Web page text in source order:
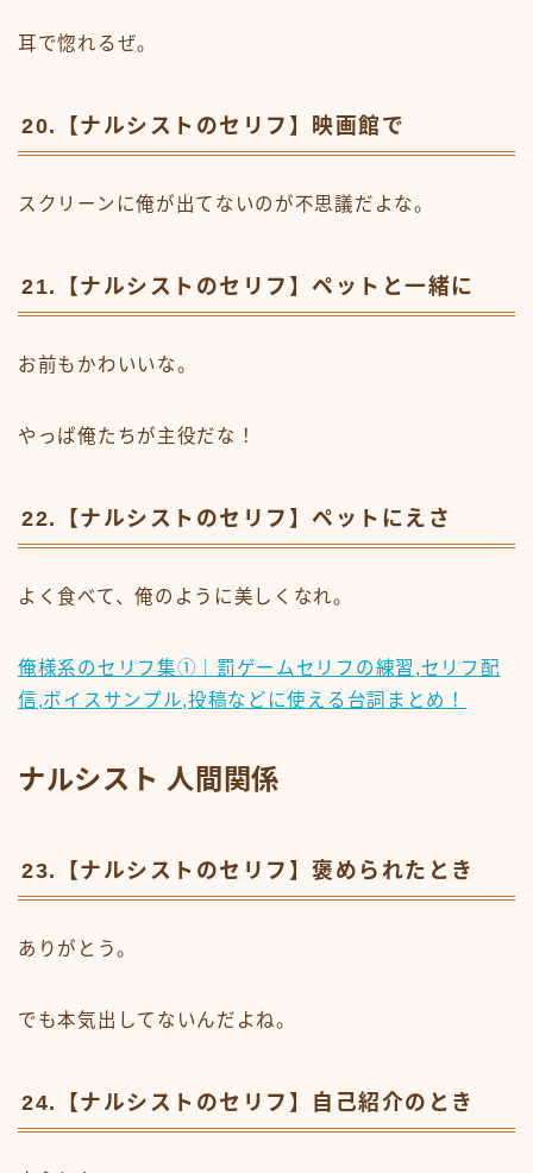
耳で惚れるぜ。
20.【ナルシストのセリフ】映画館で
スクリーンに俺が出てないのが不思議だよな。
21.【ナルシストのセリフ】ペットと一緒に
お前もかわいいな。
やっぱ俺たちが主役だな！
22.【ナルシストのセリフ】ペットにえさ
よく食べて、俺のように美しくなれ。
俺様系のセリフ集①｜罰ゲームセリフの練習,セリフ配
信,ボイスサンプル,投稿などに使える台詞まとめ！
ナルシスト 人間関係
23.【ナルシストのセリフ】褒められたとき
ありがとう。
でも本気出してないんだよね。
24.【ナルシストのセリフ】自己紹介のとき